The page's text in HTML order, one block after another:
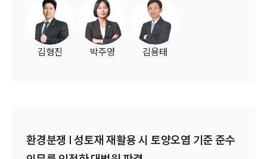
글로벌 파트너 로펌
고객의 소리
김형진 박주영 김용태
환경분쟁 | 성토재 재활용 시 토양오염 기준 준수